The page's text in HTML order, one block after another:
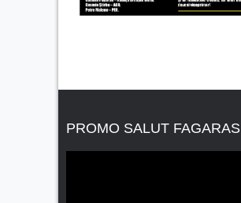
PROMO SALUT FAGARAS